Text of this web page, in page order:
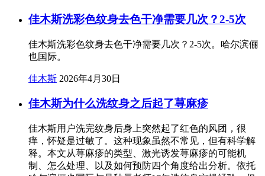
佳木斯洗彩色纹身去色干净需要几次？2-5次
佳木斯洗彩色纹身去色干净需要几次？2-5次。哈尔滨俪
也国际。
佳木斯 2026年4月30日
佳木斯为什么洗纹身之后起了荨麻疹
佳木斯用户洗完纹身后身上突然起了红色的风团，很
痒，怀疑是过敏了。这种现象虽然不常见，但有科学解
释。本文从荨麻疹的类型、激光诱发荨麻疹的可能机
制、怎么处理、以及如何预防四个角度给出分析。依托